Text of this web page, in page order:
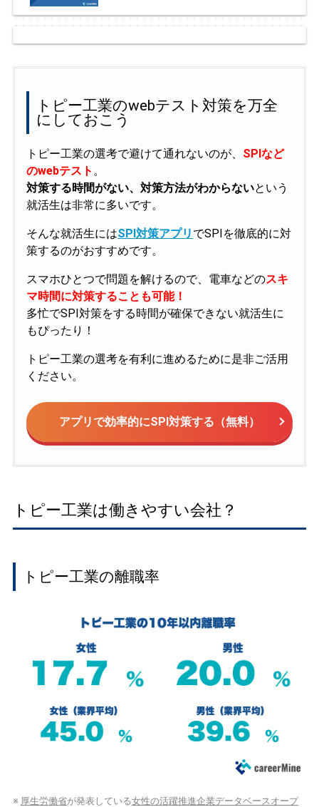
トピー工業のwebテスト対策を万全
にしておこう
トピー工業の選考で避けて通れないのが、 SPIなど
のwebテスト 。
対策する時間がない、対策方法がわからないという
就活生は非常に多いです。
そんな就活生にはSPI対策アプリ でSPIを徹底的に対
策するのがおすすめです。
スマホひとつで問題を解けるので、電車などのスキ
マ時間に対策することも可能！
多忙でSPI対策をする時間が確保できない就活生に
もぴったり！
トピー工業の選考を有利に進めるために是非ご活用
ください。
アプリで効率的にSPI対策する（無料）
トピー工業は働きやすい会社？
トピー工業の離職率
※ 厚生労働省が発表している女性の活躍推進企業データベースオープ